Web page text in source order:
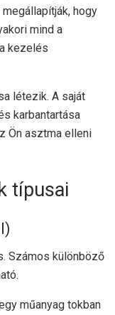
hogy
mind a
kezelés
létezik. A saját
karbantartása
Ön asztma elleni
típusai
Számos különböző
műanyag tokban